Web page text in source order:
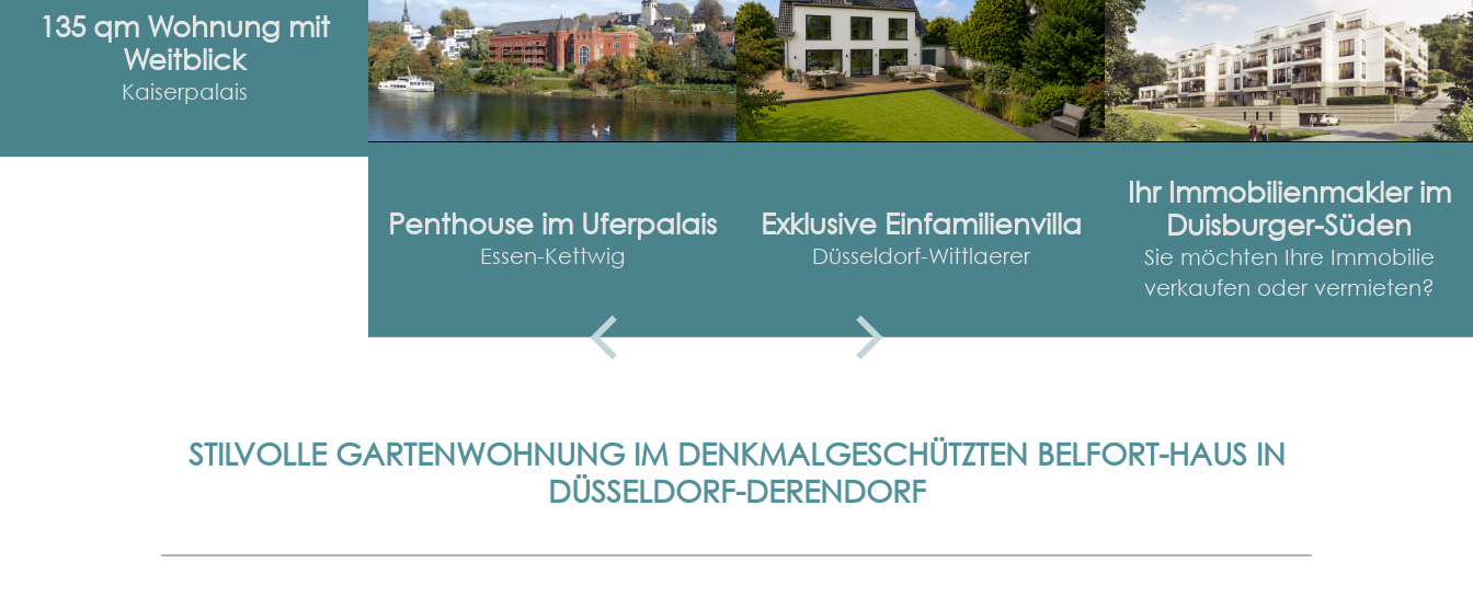
135 qm Wohnung mit
Weitblick
Kaiserpalais
Penthouse im Uferpalais
Essen-Kettwig
Exklusive Einfamilienvilla
Düsseldorf-Wittlaerer
Ihr Immobilienmakler im
Duisburger-Süden
Sie möchten Ihre Immobilie
verkaufen oder vermieten?
STILVOLLE GARTENWOHNUNG IM DENKMALGESCHÜTZTEN BELFORT-HAUS IN
DÜSSELDORF-DERENDORF